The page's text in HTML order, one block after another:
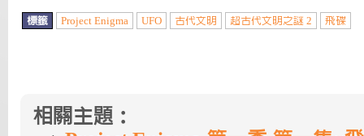
標籤 Project Enigma UFO 古代文明 超古代文明之謎 2 飛碟
相關主題：